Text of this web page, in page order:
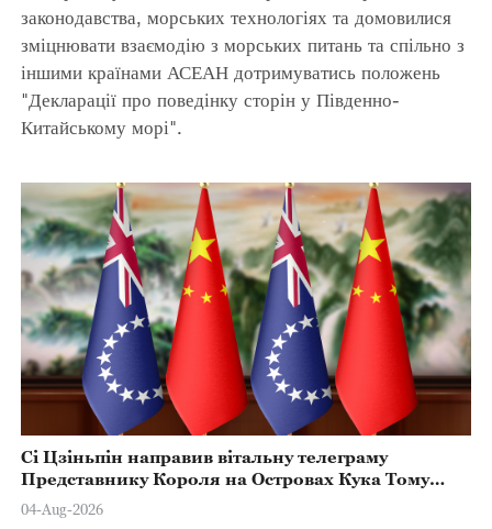
законодавства, морських технологіях та домовилися
зміцнювати взаємодію з морських питань та спільно з
іншими країнами АСЕАН дотримуватись положень
"Декларації про поведінку сторін у Південно-
Китайському морі".
Сі Цзіньпін направив вітальну телеграму
Представнику Короля на Островах Кука Тому
Марстерсу з нагоди Дня Конституції
04-Aug-2026